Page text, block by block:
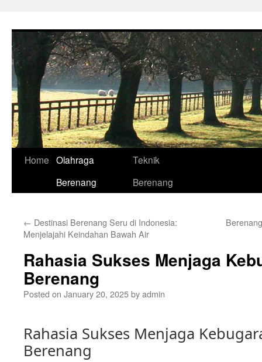
Home Olahraga
Berenang
Teknik
Berenang
← Destinasi Berenang Seru di Indonesia:
Menjelajahi Keindahan Bawah Air
Rahasia Sukses Menjaga
Berenang
Posted on January 20, 2025byadmin
Rahasia Sukses Menjaga
Berenang